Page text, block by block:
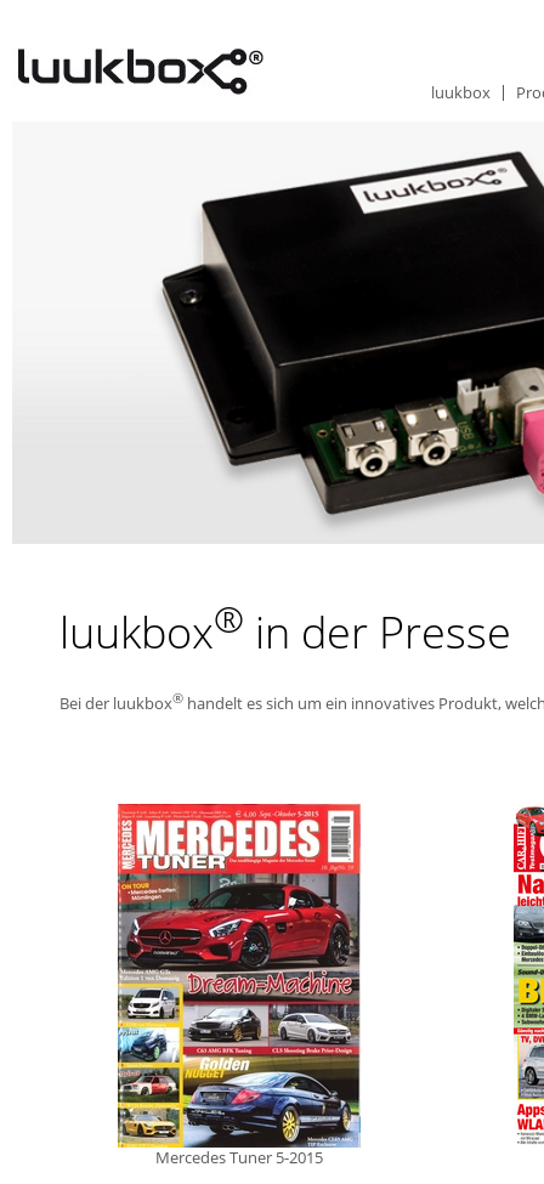
luukbox
luukbox® in der Presse
Bei der luukbox® handelt es sich um ein innovatives Produkt,
Mercedes Tuner 5-2015